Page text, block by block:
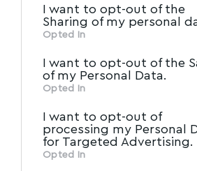
of downstream participants.
information may also be
Participantsthat may further
other third parties.
I want to opt-out of the
Sharing of my personal
Opted In
I want to opt-out of the
of my Personal Data.
Opted In
I want to opt-out of
processing my Personal
for Targeted Advertising.
Opted In
του Myvolos.net στο
Facebook